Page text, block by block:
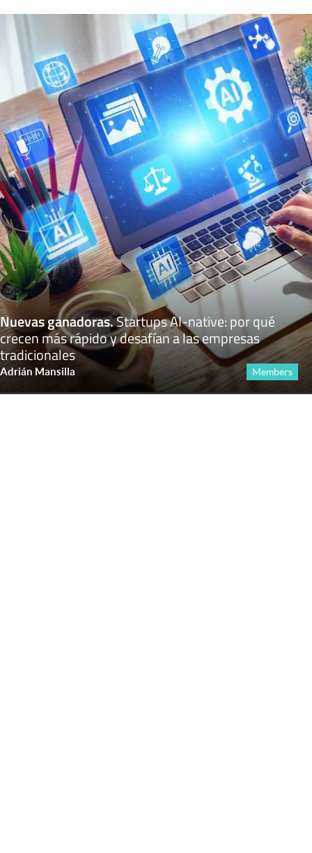
Nuevas ganadoras.Startups AI-native: por qué
crecen más rápido y desafían a las empresas
tradicionales
Adrián Mansilla Members